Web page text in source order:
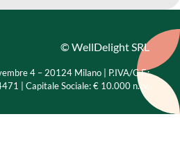
© WellDelight SRL
4 – 20124 Milano | P.IVA/C.F.:
| Capitale Sociale: € 10.000 n.i.v.